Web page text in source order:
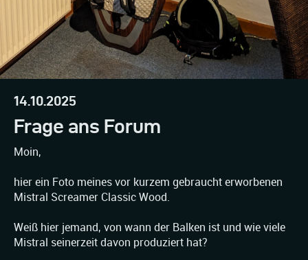
14.10.2025
Frage ans Forum
Moin,
hier ein Foto meines vor kurzem gebraucht erworbenen
Mistral Screamer Classic Wood.
Weiß hier jemand, von wann der Balken ist und wie viele
Mistral seinerzeit davon produziert hat?